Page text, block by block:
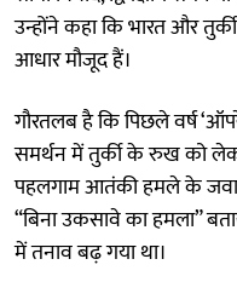
उन्होंने कहा कि भारत और
आधार मौजूद हैं।
गौरतलब है कि पिछले वर्ष
समर्थन में तुर्की के रुख को
पहलगाम आतंकी हमले के जवाब
“बिना उकसावे का हमला”
में तनाव बढ़ गया था।